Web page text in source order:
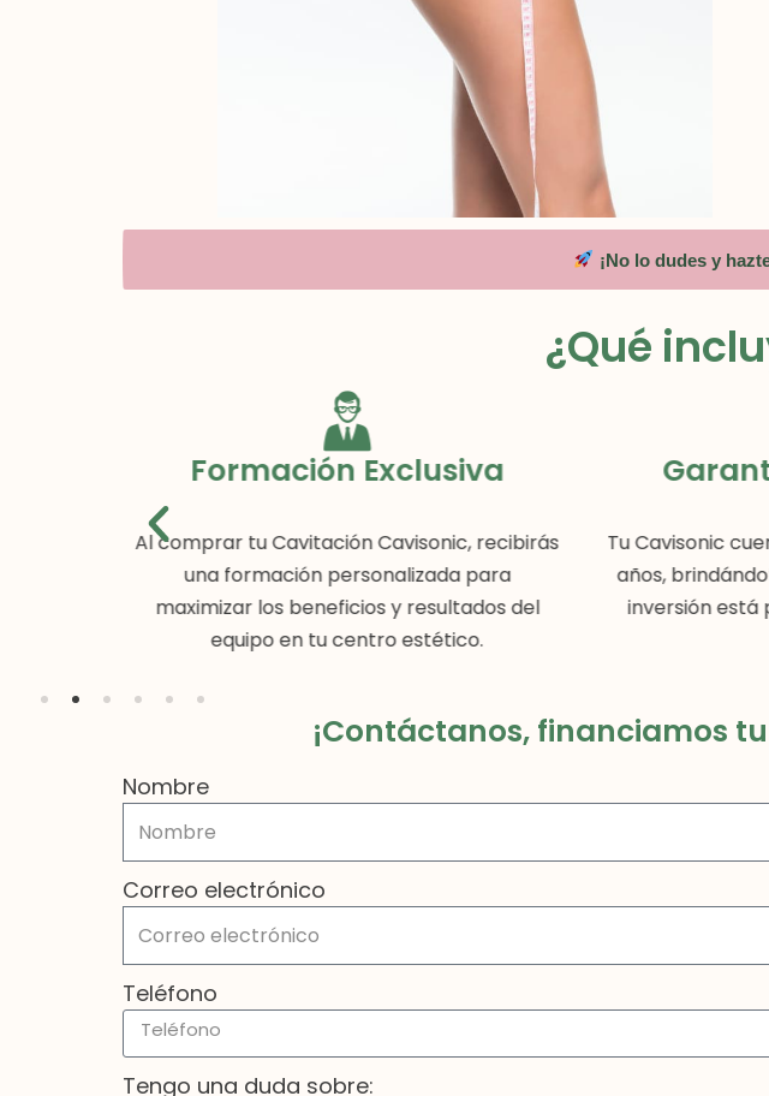
¡No lo dudes y
¿Qué
Formación Exclusiva
Al comprar tu Cavitación Cavisonic, recibirás
una formación personalizada para
maximizar los beneficios y resultados del
equipo en tu centro estético.
Tu Cavisonic
años,
inversión está
¡Contáctanos, financiamos
Nombre
Correo electrónico
Teléfono
Tengo una duda sobre: